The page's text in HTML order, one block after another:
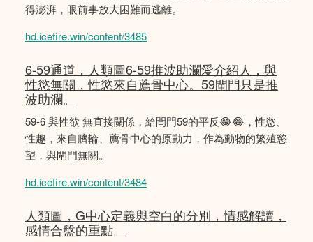
得澎湃，眼前事放大困難而逃離。
hd.icefire.win/content/3485
6-59通道，人類圖6-59推波助瀾愛介紹人，與
性慾無關，性慾來自薦骨中心。59閘門只是推
波助瀾。
59-6 與性欲 無直接關係，給閘門59的平反😂😂，性慾、
性趣，來自臍輪、薦骨中心的原動力，作為動物的繁殖慾
望，與閘門無關。
hd.icefire.win/content/3484
人類圖，G中心定義與空白的分別，情感解讀，
感情合盤的重點。